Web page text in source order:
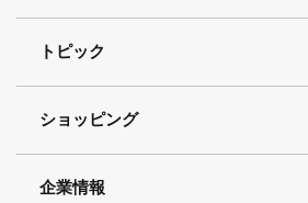
トピック
ショッピング
企業情報